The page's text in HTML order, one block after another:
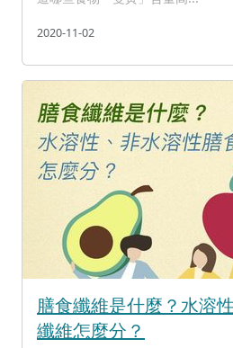
2020-11-02
膳食纖維是什麼？水溶
纖維怎麼分？